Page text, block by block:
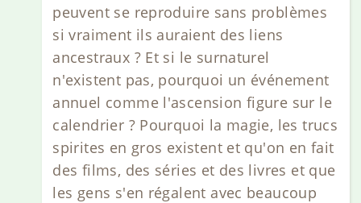
peuvent se reproduire sans problèmes
si vraiment ils auraient des liens
ancestraux ? Et si le surnaturel
n'existent pas, pourquoi un événement
annuel comme l'ascension figure sur le
calendrier ? Pourquoi la magie, les trucs
spirites en gros existent et qu'on en fait
des films, des séries et des livres et que
les gens s'en régalent avec beaucoup